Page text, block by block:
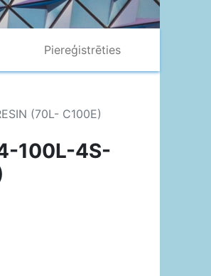
Piereģistrēties
(70L- C100E)
100L-4S-